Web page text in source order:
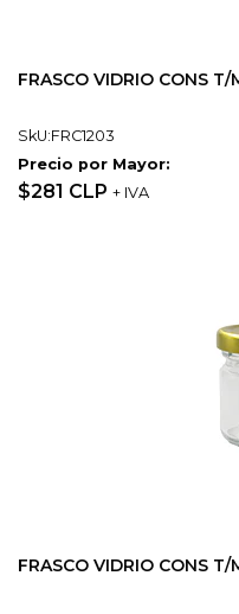
FRASCO VIDRIO CONS
SkU:FRC1203
Precio por Mayor:
$281 CLP + IVA
FRASCO VIDRIO CONS